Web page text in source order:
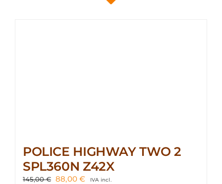
POLICE HIGHWAY TWO 2
SPL360N Z42X
145,00€ El
88,00€ ElIVA incl.